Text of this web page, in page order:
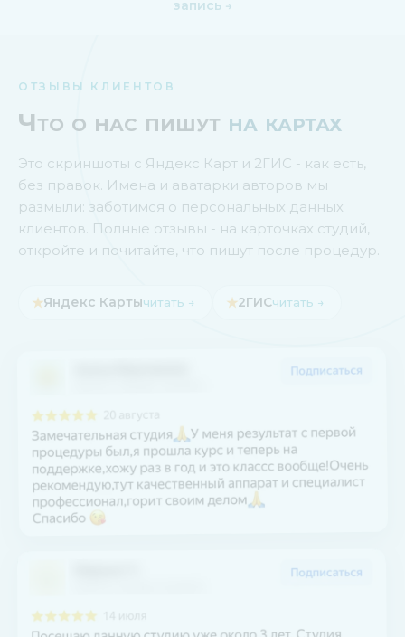
запись →
ОТЗЫВЫ КЛИЕНТОВ
Что о нас пишут на картах
Это скриншоты с Яндекс Карт и 2ГИС - как есть,
без правок. Имена и аватарки авторов мы
размыли: заботимся о персональных данных
клиентов. Полные отзывы - на карточках студий,
откройте и почитайте, что пишут после процедур.
★Яндекс Картычитать → ★2ГИСчитать →